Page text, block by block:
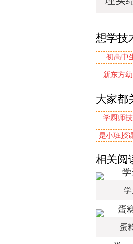
想学技
初高中
新东方
大家都
学厨师
是小班授
相关阅
蛋